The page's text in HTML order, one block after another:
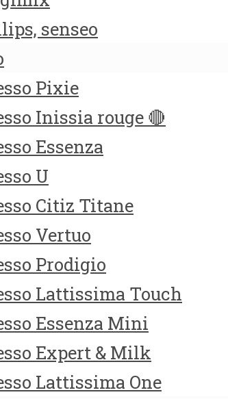
senseo
Pixie
Inissia rouge 🔴
Essenza
U
Citiz Titane
Vertuo
Prodigio
Lattissima Touch
Essenza Mini
Expert & Milk
Lattissima One